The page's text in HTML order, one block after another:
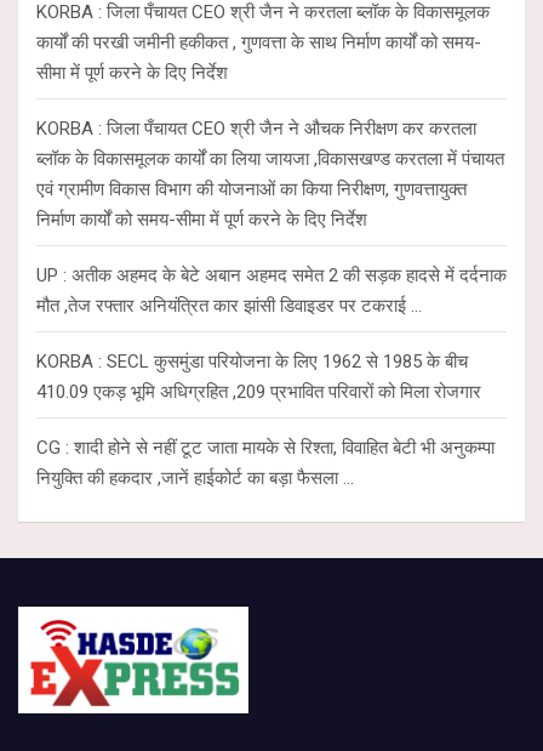
KORBA : जिला पँचायत CEO श्री जैन ने करतला ब्लॉक के विकासमूलक
कार्यों की परखी जमीनी हकीकत , गुणवत्ता के साथ निर्माण कार्यों को समय-
सीमा में पूर्ण करने के दिए निर्देश
KORBA : जिला पँचायत CEO श्री जैन ने औचक निरीक्षण कर करतला
ब्लॉक के विकासमूलक कार्यों का लिया जायजा ,विकासखण्ड करतला में पंचायत
एवं ग्रामीण विकास विभाग की योजनाओं का किया निरीक्षण, गुणवत्तायुक्त
निर्माण कार्यों को समय-सीमा में पूर्ण करने के दिए निर्देश
UP : अतीक अहमद के बेटे अबान अहमद समेत 2 की सड़क हादसे में दर्दनाक
मौत ,तेज रफ्तार अनियंत्रित कार झांसी डिवाइडर पर टकराई …
KORBA : SECL कुसमुंडा परियोजना के लिए 1962 से 1985 के बीच
410.09 एकड़ भूमि अधिग्रहित ,209 प्रभावित परिवारों को मिला रोजगार
CG : शादी होने से नहीं टूट जाता मायके से रिश्ता, विवाहित बेटी भी अनुकम्पा
नियुक्ति की हकदार ,जानें हाईकोर्ट का बड़ा फैसला …